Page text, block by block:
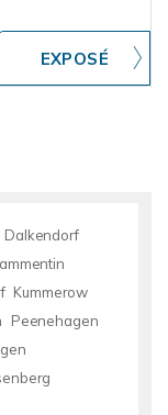
Dalkendorf
Kummerow
Peenehagen